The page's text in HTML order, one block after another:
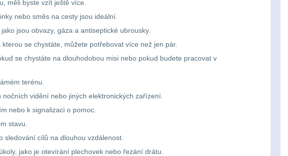
měli byste vzít ještě více.
nebo směs na cesty jsou ideální.
jsou obvazy, gáza a antiseptické ubrousky.
se chystáte, můžete potřebovat více než jen pár.
se chystáte na dlouhodobou misi nebo pokud budete pracovat v
terénu.
vidění nebo jiných elektronických zařízení.
nebo k signalizaci o pomoc.
stavu.
cílů na dlouhou vzdálenost.
jako je otevírání plechovek nebo řezání drátu.